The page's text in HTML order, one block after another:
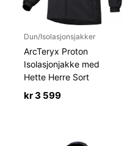
Dun/Isolasjonsjakker
ArcTeryx Proton
Isolasjonjakke med
Hette Herre Sort
kr3 599